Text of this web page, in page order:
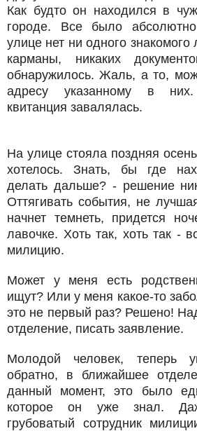
Как будто он находился в
городе. Все было
улице нет ни одного
карманы, никаких
обнаружилось. Жаль, а то,
адресу указанному в
квитанция завалялась.
На улице стояла поздняя
хотелось. Знать, бы где
делать дальше? - решение
Оттягивать события, не
начнет темнеть, придется
лавочке. Хоть так, хоть так -
милицию.
Может у меня есть
ищут? Или у меня какое-то
это не первый раз? Решено!
отделение, писать заявление.
Молодой человек, теперь
обратно, в ближайшее
данный момент, это было
которое он уже знал.
грубоватый сотрудник